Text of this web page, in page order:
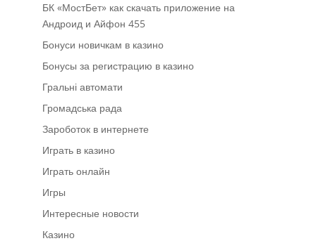
БК «МостБет» как скачать приложение на
Андроид и Айфон 455
Бонуси новичкам в казино
Бонусы за регистрацию в казино
Гральні автомати
Громадська рада
Зароботок в интернете
Играть в казино
Играть онлайн
Игры
Интересные новости
Казино